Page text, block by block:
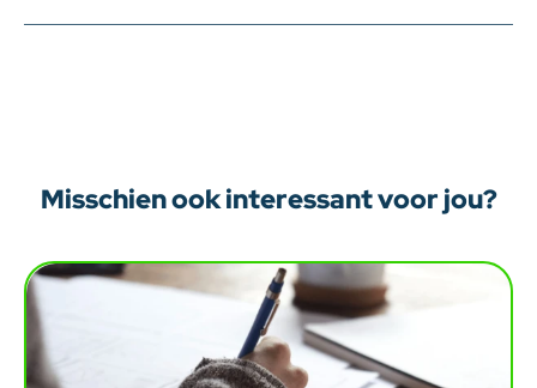
Misschien ook interessant voor jou?